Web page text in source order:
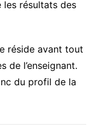
résultats des
réside avant tout
de l’enseignant.
du profil de la